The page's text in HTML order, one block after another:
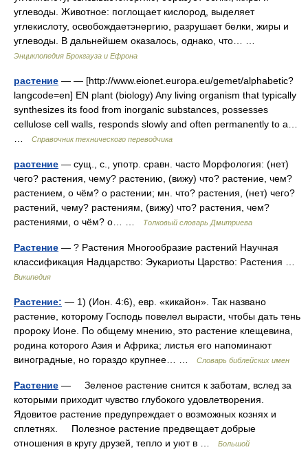
углеводы. Животное: поглощает кислород, выделяет
углекислоту, освобождаетэнергию, разрушает белки, жиры и
углеводы. В дальнейшем оказалось, однако, что… …
Энциклопедия Брокгауза и Ефрона
растение — — [http://www.eionet.europa.eu/gemet/alphabetic?
langcode=en] EN plant (biology) Any living organism that typically
synthesizes its food from inorganic substances, possesses
cellulose cell walls, responds slowly and often permanently to a…
Справочник технического переводчика
растение — сущ., с., употр. сравн. часто Морфология: (нет)
чего? растения, чему? растению, (вижу) что? растение, чем?
растением, о чём? о растении; мн. что? растения, (нет) чего?
растений, чему? растениям, (вижу) что? растения, чем?
растениями, о чём? о… …
Толковый словарь Дмитриева
Растение — ? Растения Многообразие растений Научная
классификация Надцарство: Эукариоты Царство: Растения …
Википедия
Растение: — 1) (Ион. 4:6), евр. «кикайон». Так названо
растение, которому Господь повелел вырасти, чтобы дать тень
пророку Ионе. По общему мнению, это растение клещевина,
родина которого Азия и Африка; листья его напоминают
виноградные, но гораздо крупнее… …
Словарь библейских имен
Растение — Зеленое растение снится к заботам, вслед за
которыми приходит чувство глубокого удовлетворения.
Ядовитое растение предупреждает о возможных кознях и
сплетнях. Полезное растение предвещает добрые
отношения в кругу друзей, тепло и уют в …
Большой